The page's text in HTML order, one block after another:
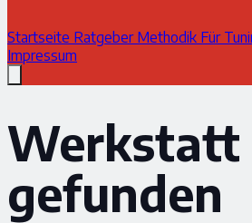
Startseite Ratgeber Methodik Für
Impressum
Werkstatt
gefunden